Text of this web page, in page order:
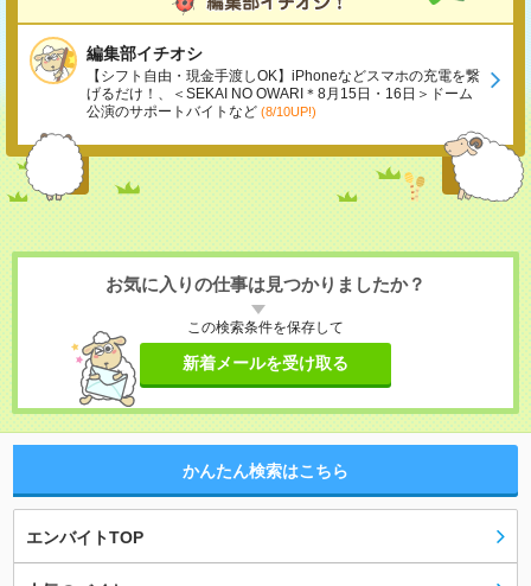
編集部イチオシ
【シフト自由・現金手渡しOK】iPhoneなどスマホの充電を繋
げるだけ！、＜SEKAI NO OWARI＊8月15日・16日＞ドーム
公演のサポートバイトなど (8/10UP!)
お気に入りの仕事は見つかりましたか？
この検索条件を保存して
新着メールを受け取る
かんたん検索はこちら
エンバイトTOP